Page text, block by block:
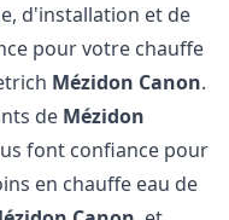
d'installation et de
pour votre chauffe
Mézidon Canon.
de Mézidon
font confiance pour
en chauffe eau de